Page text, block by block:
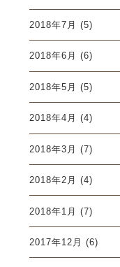
2018年7月 (5)
2018年6月 (6)
2018年5月 (5)
2018年4月 (4)
2018年3月 (7)
2018年2月 (4)
2018年1月 (7)
2017年12月 (6)